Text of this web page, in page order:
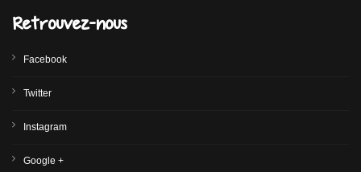
Retrouvez-nous
Facebook
Twitter
Instagram
Google +